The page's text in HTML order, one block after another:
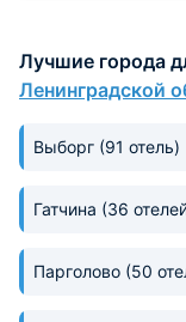
там вкусно. Хочу отметить, что в
ресторане (если
заказывать)
ел. А вообще, самое главное
чудесным .
Лучшие города
Ленинградской
Выборг (91 отель)
Гатчина (36
Парголово (50